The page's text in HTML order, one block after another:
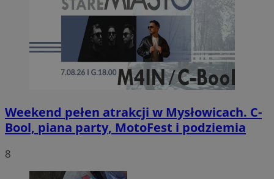
Weekend pełen atrakcji w Mysłowicach. C-
Bool, piana party, MotoFest i podziemia
8